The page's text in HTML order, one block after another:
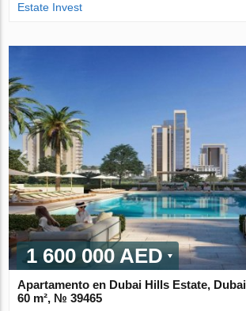
Estate Invest
1 600 000 AED
Apartamento en Dubai Hills Estate,
60 m², № 39465